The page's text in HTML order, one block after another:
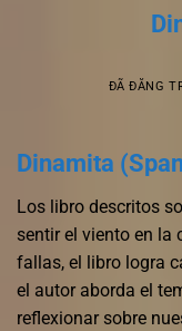
ĐÃ ĐĂNG
Dinamita
Los libro descritos
sentir el viento en la
fallas, el libro logra
el autor aborda el
reflexionar sobre